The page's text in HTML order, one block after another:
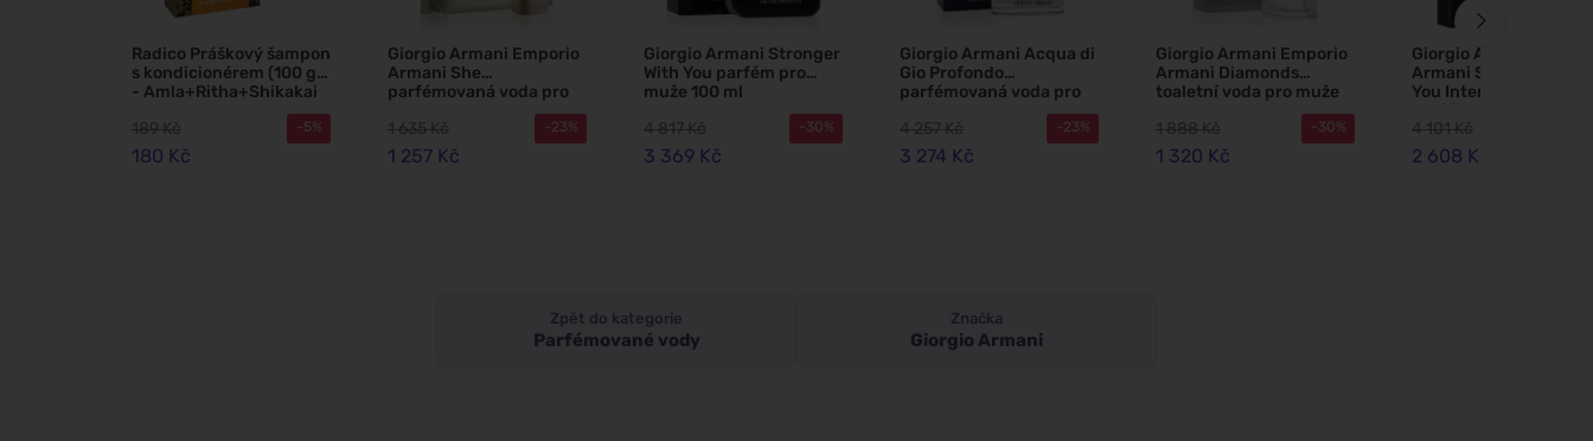
Radico Práškový šampon
s kondicionérem (100 g)
- Amla+Ritha+Shikakai
189 Kč
180 Kč
-5%
Giorgio Armani Emporio
Armani She
parfémovaná voda pro
1 635 Kč
1 257 Kč
-23%
Giorgio Armani Stronger
With You parfém pro
muže 100 ml
4 817 Kč
3 369 Kč
-30%
Giorgio Armani Acqua di
Gio Profondo
parfémovaná voda pro
4 257 Kč
3 274 Kč
-23%
Giorgio Armani Emporio
Armani Diamonds
toaletní voda pro muže
1 888 Kč
1 320 Kč
-30%
Giorgio Armani
Armani Stronger With
You Intensely
muže 100 ml
4 101 Kč
2 608 Kč
Zpět do kategorie
Parfémované vody
Značka
Giorgio Armani